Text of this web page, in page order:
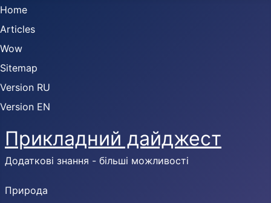
Home
Articles
Wow
Sitemap
Version RU
Version EN
Прикладний дайджест
Додаткові знання - більші можливості
Природа